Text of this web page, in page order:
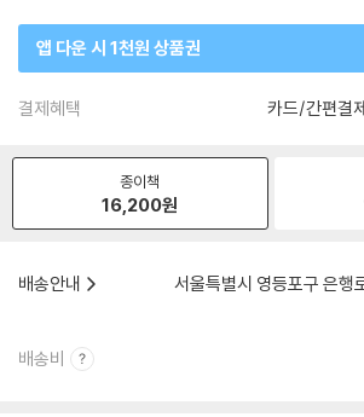
앱 다운 시 1천원 상품권
결제혜택 카드/간편결
종이책
16,200원
배송안내
서울특별시 영등포구 은행
배송비